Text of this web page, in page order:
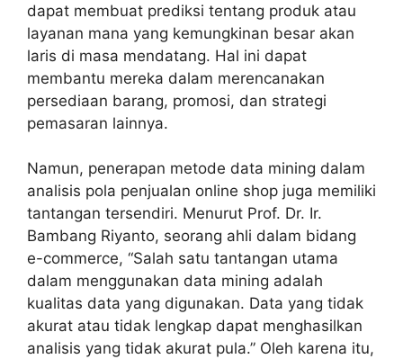
dapat membuat prediksi tentang produk atau
layanan mana yang kemungkinan besar akan
laris di masa mendatang. Hal ini dapat
membantu mereka dalam merencanakan
persediaan barang, promosi, dan strategi
pemasaran lainnya.
Namun, penerapan metode data mining dalam
analisis pola penjualan online shop juga memiliki
tantangan tersendiri. Menurut Prof. Dr. Ir.
Bambang Riyanto, seorang ahli dalam bidang
e-commerce, “Salah satu tantangan utama
dalam menggunakan data mining adalah
kualitas data yang digunakan. Data yang tidak
akurat atau tidak lengkap dapat menghasilkan
analisis yang tidak akurat pula.” Oleh karena itu,